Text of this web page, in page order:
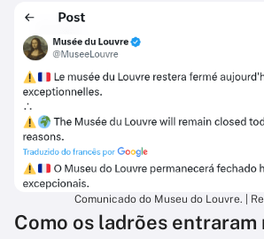
Comunicado do Museu do Louvre. |
Como os ladrões entraram